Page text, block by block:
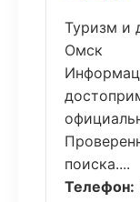
Туризм и
Омск
поиска....
Телефон: